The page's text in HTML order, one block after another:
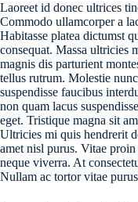
Laoreet id donec ultrices
Commodo ullamcorper a
Habitasse platea dictumst
consequat. Massa ultricies
magnis dis parturient
tellus rutrum. Molestie
suspendisse faucibus
non quam lacus
eget. Tristique magna sit
Ultricies mi quis hendrerit
amet nisl purus. Vitae
neque viverra. At
Nullam ac tortor vitae